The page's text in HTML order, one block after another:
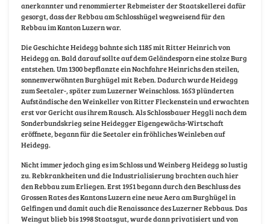
anerkannter und renommierter Rebmeister der Staatskellerei dafür
gesorgt, dass der Rebbau am Schlosshügel wegweisend für den
Rebbau im Kanton Luzern war.
Die Geschichte Heidegg bahnte sich 1185 mit Ritter Heinrich von
Heidegg an. Bald darauf sollte auf dem Geländesporn eine stolze Burg
entstehen. Um 1300 bepflanzte ein Nachfahre Heinrichs den steilen,
sonnenverwöhnten Burghügel mit Reben. Dadurch wurde Heidegg
zum Seetaler-, später zum Luzerner Weinschloss. 1653 plünderten
Aufständische den Weinkeller von Ritter Fleckenstein und erwachten
erst vor Gericht aus ihrem Rausch. Als Schlossbauer Heggli nach dem
Sonderbundskrieg seine Heidegger Eigengewächs-Wirtschaft
eröffnete, begann für die Seetaler ein fröhliches Weinleben auf
Heidegg.
Nicht immer jedoch ging es im Schloss und Weinberg Heidegg so lustig
zu. Rebkrankheiten und die Industrialisierung brachten auch hier
den Rebbau zum Erliegen. Erst 1951 begann durch den Beschluss des
Grossen Rates des Kantons Luzern eine neue Aera am Burghügel in
Gelfingen und damit auch die Renaissance des Luzerner Rebbaus. Das
Weingut blieb bis 1998 Staatsgut, wurde dann privatisiert und von